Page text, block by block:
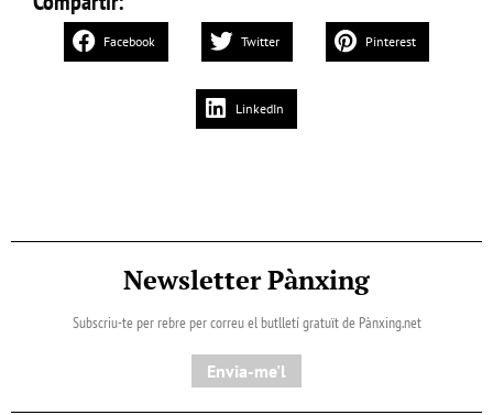
Facebook Twitter Pinterest
LinkedIn
Newsletter Pànxing
Subscriu-te per rebre per correu el butlletí gratuït de Pànxing.net​
Envia-me'l